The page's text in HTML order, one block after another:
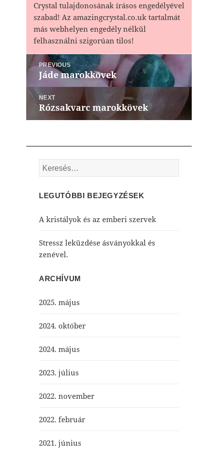
Crystal tulajdonosának írásos engedélyével
szabad! Az amazingcrystal.co.uk tartalmát
más webhelyen engedély nélkül
felhasználni szigorúan tilos!
Bejegyzés
navigáció
PREVIOUS
Previous
post:
Jáde marokkövek
NEXT
Next
post:
Rózsakvarc marokkövek
Keresés:
LEGUTÓBBI BEJEGYZÉSEK
A kristályok és az emberi szervek
Stressz leküzdése ásványokkal és
zenével.
ARCHÍVUM
2025. május
2024. október
2024. május
2023. július
2022. november
2022. február
2021. június